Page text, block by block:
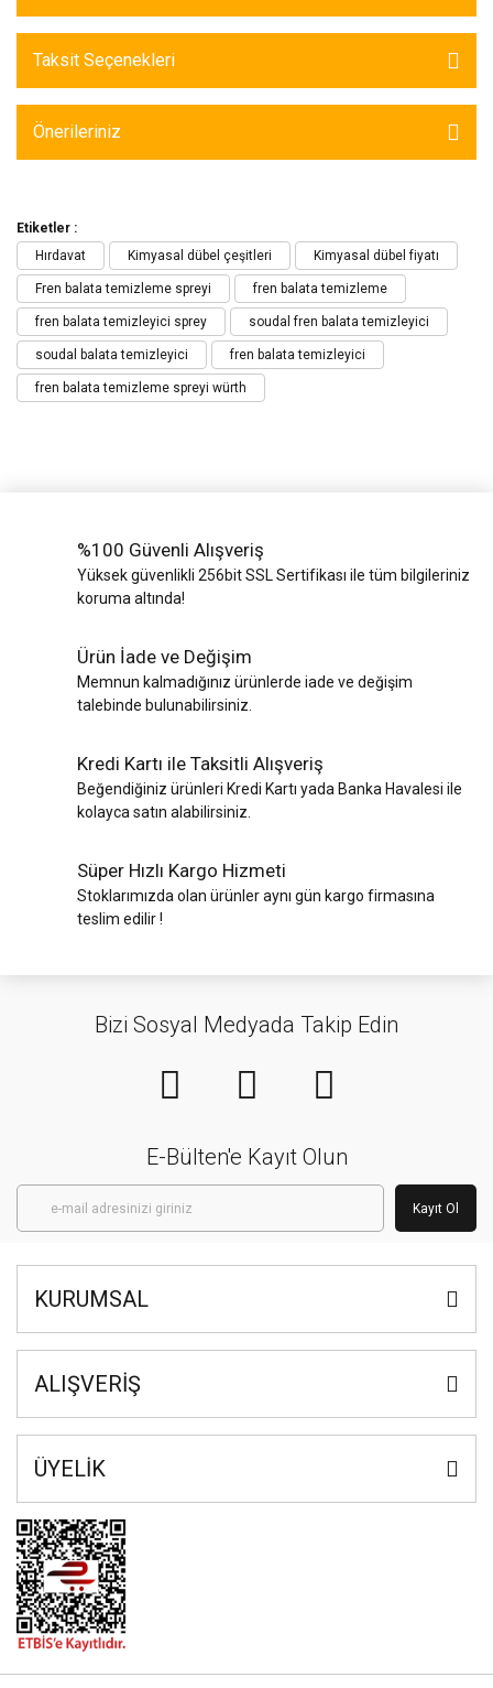
Taksit Seçenekleri
Önerileriniz
Etiketler :
Hırdavat
Kimyasal dübel çeşitleri Kimyasal dübel fiyatı
Fren balata temizleme spreyi fren balata temizleme
fren balata temizleyici sprey soudal fren balata temizleyici
soudal balata temizleyici fren balata temizleyici
fren balata temizleme spreyi würth
%100 Güvenli Alışveriş
Yüksek güvenlikli 256bit SSL Sertifikası ile tüm bilgileriniz
koruma altında!
Ürün İade ve Değişim
Memnun kalmadığınız ürünlerde iade ve değişim
talebinde bulunabilirsiniz.
Kredi Kartı ile Taksitli Alışveriş
Beğendiğiniz ürünleri Kredi Kartı yada Banka Havalesi ile
kolayca satın alabilirsiniz.
Süper Hızlı Kargo Hizmeti
Stoklarımızda olan ürünler aynı gün kargo firmasına
teslim edilir !
Bizi Sosyal Medyada Takip Edin
E-Bülten'e Kayıt Olun
Kayıt Ol
KURUMSAL
ALIŞVERİŞ
ÜYELİK